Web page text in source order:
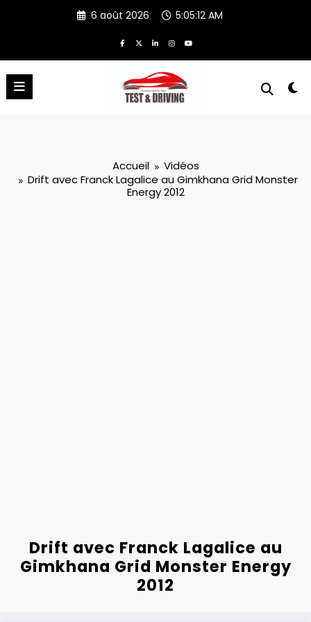
6 août 2026 5:05:13 AM
Accueil
Vidéos
Drift avec Franck Lagalice au Gimkhana Grid Monster
Energy 2012
Drift avec Franck Lagalice au
Gimkhana Grid Monster Energy
2012